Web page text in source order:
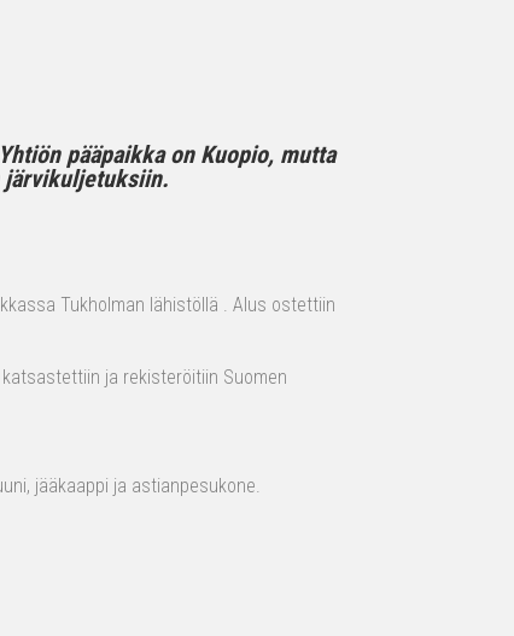
pääpaikka on Kuopio, mutta
järvikuljetuksiin.
Tukholman lähistöllä . Alus ostettiin
ja rekisteröitiin Suomen
jääkaappi ja astianpesukone.